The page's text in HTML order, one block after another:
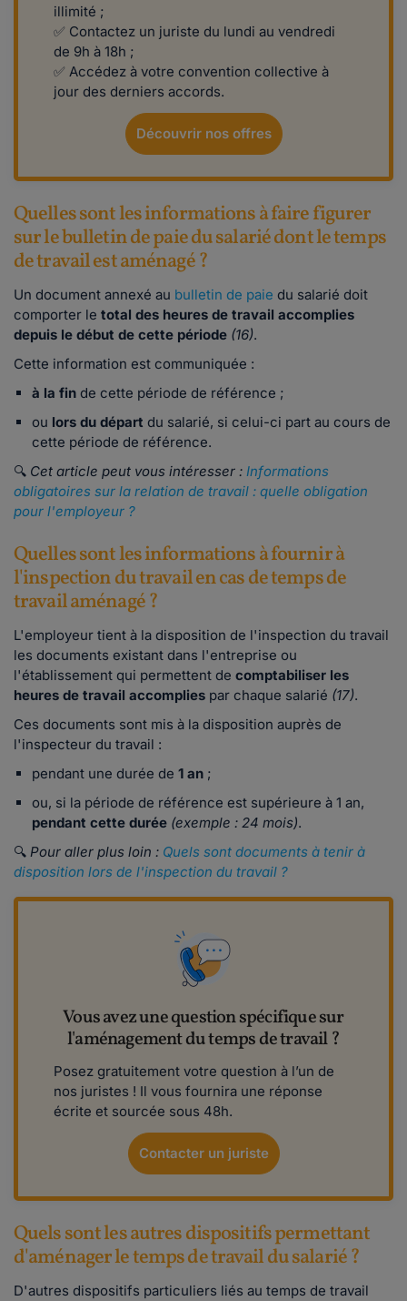
illimité ;
✅ Contactez un juriste du lundi au vendredi
de 9h à 18h ;
✅ Accédez à votre convention collective à
jour des derniers accords.
Découvrir nos offres
Quelles sont les informations à faire figurer
sur le bulletin de paie du salarié dont le temps
de travail est aménagé ?
Un document annexé au bulletin de paie du salarié doit
comporter le total des heures de travail accomplies
depuis le début de cette période (16).
Cette information est communiquée :
à la fin de cette période de référence ;
ou lors du départ du salarié, si celui-ci part au cours de
cette période de référence.
🔍 Cet article peut vous intéresser : Informations
obligatoires sur la relation de travail : quelle obligation
pour l'employeur ?
Quelles sont les informations à fournir à
l'inspection du travail en cas de temps de
travail aménagé ?
L'employeur tient à la disposition de l'inspection du travail
les documents existant dans l'entreprise ou
l'établissement qui permettent de comptabiliser les
heures de travail accomplies par chaque salarié (17).
Ces documents sont mis à la disposition auprès de
l'inspecteur du travail :
pendant une durée de 1 an ;
ou, si la période de référence est supérieure à 1 an,
pendant cette durée (exemple : 24 mois).
🔍 Pour aller plus loin : Quels sont documents à tenir à
disposition lors de l'inspection du travail ?
Vous avez une question spécifique sur
l'aménagement du temps de travail ?
Posez gratuitement votre question à l’un de
nos juristes ! Il vous fournira une réponse
écrite et sourcée sous 48h.
Contacter un juriste
Quels sont les autres dispositifs permettant
d'aménager le temps de travail du salarié ?
D'autres dispositifs particuliers liés au temps de travail